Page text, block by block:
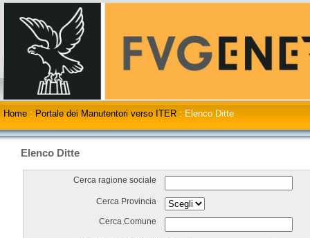
Home : Portale dei Manutentori verso ITER : Elenco Ditte
Elenco Ditte
Cerca ragione sociale
Cerca Provincia
Cerca Comune